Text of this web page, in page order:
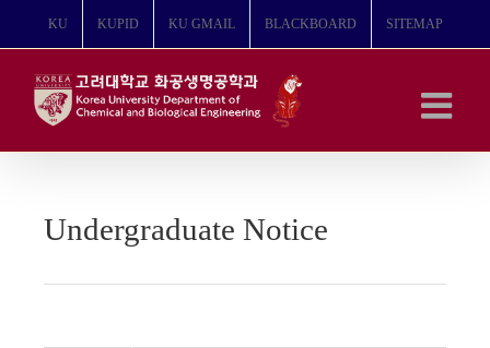
뛰
KU KUPID KU GMAIL BLACKBOARD SITEMAP
Undergraduate Notice